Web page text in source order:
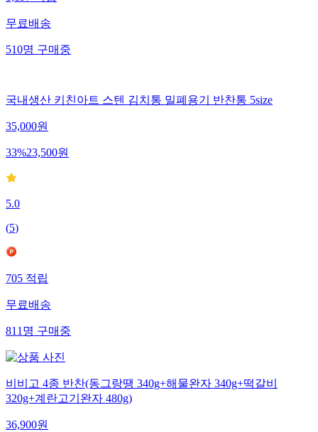
무료배송
510명 구매중
국내생산 키친아트 스텐 김치통 밀폐용기 반찬통 5size
35,000원
33%23,500원
5.0
(5)
705 적립
무료배송
811 명 구매중
비비고 4종 반찬(동그랑땡 340g+해물완자 340g+떡갈비
320g+계란고기완자 480g)
36,900원